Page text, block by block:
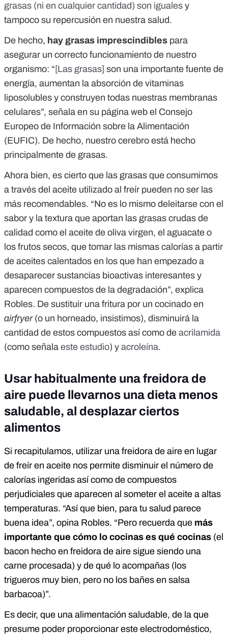
grasas (ni en cualquier cantidad) son iguales y
tampoco su repercusión en nuestra salud.
De hecho, hay grasas imprescindibles para
asegurar un correcto funcionamiento de nuestro
organismo: “ [Las grasas] son una importante fuente de
energía, aumentan la absorción de vitaminas
liposolubles y construyen todas nuestras membranas
celulares”, señala en su página web el Consejo
Europeo de Información sobre la Alimentación
(EUFIC). De hecho, nuestro cerebro está hecho
principalmente de grasas.
Ahora bien, es cierto que las grasas que consumimos
a través del aceite utilizado al freír pueden no ser las
más recomendables. “No es lo mismo deleitarse con el
sabor y la textura que aportan las grasas crudas de
calidad como el aceite de oliva virgen, el aguacate o
los frutos secos, que tomar las mismas calorías a partir
de aceites calentados en los que han empezado a
desaparecer sustancias bioactivas interesantes y
aparecen compuestos de la degradación”, explica
Robles. De sustituir una fritura por un cocinado en
airfryer (o un horneado, insistimos), disminuirá la
cantidad de estos compuestos así como de acrilamida
(como señala este estudio) y acroleína.
Usar habitualmente una freidora de
aire puede llevarnos una dieta menos
saludable, al desplazar ciertos
alimentos
Si recapitulamos, utilizar una freidora de aire en lugar
de freír en aceite nos permite disminuir el número de
calorías ingeridas así como de compuestos
perjudiciales que aparecen al someter el aceite a altas
temperaturas. “Así que bien, para tu salud parece
buena idea”, opina Robles. “Pero recuerda que más
importante que cómo lo cocinas es qué cocinas (el
bacon hecho en freidora de aire sigue siendo una
carne procesada) y de qué lo acompañas (los
trigueros muy bien, pero no los bañes en salsa
barbacoa)”.
Es decir, que una alimentación saludable, de la que
presume poder proporcionar este electrodoméstico,